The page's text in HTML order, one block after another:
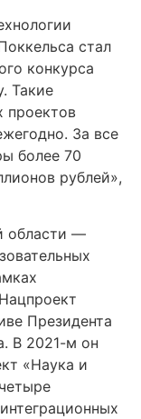
стал
конкурса
Такие
проектов
За все
более 70
рублей»,
области —
Президента
В 2021-м он
«Наука и